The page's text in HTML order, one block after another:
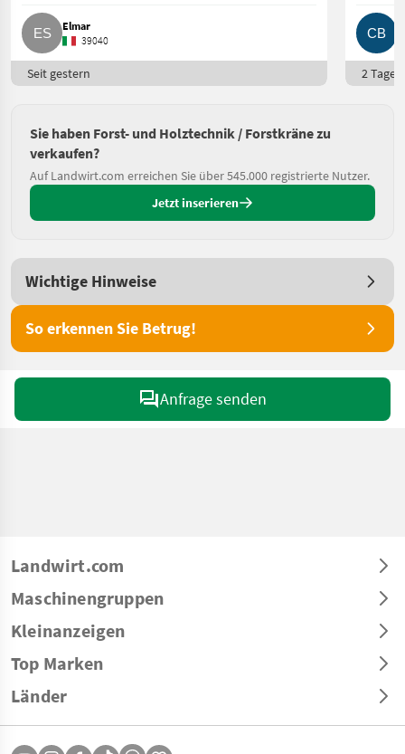
Elmar
39040
Seit gestern 2 Tage
Sie haben Forst- und Holztechnik / Forstkräne zu
verkaufen?
Auf Landwirt.com erreichen Sie über 545.000 registrierte Nutzer.
Jetzt inserieren
Wichtige Hinweise
So erkennen Sie Betrug!
Anfrage senden
Landwirt.com
Maschinengruppen
Kleinanzeigen
Top Marken
Länder